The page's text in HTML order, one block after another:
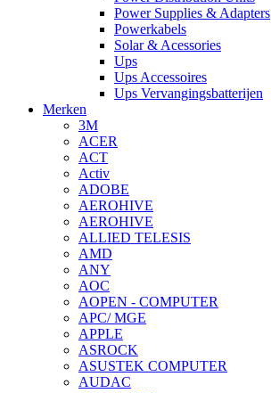
Power Supplies & Adapters
Powerkabels
Solar & Acessories
Ups
Ups Accessoires
Ups Vervangingsbatterijen
Merken
3M
ACER
ACT
Activ
ADOBE
AEROHIVE
AEROHIVE
ALLIED TELESIS
AMD
ANY
AOC
AOPEN - COMPUTER
APC/ MGE
APPLE
ASROCK
ASUSTEK COMPUTER
AUDAC